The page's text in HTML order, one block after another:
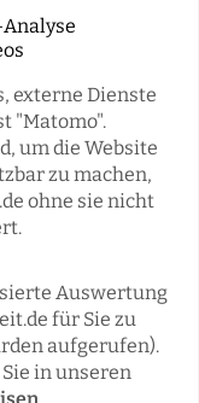
externe Dienste
"Matomo".
um die Website
zu machen,
ohne sie nicht
Auswertung
für Sie zu
aufgerufen).
in unseren